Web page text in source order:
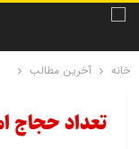
خانه آخرین مطالب
تعداد حجاج